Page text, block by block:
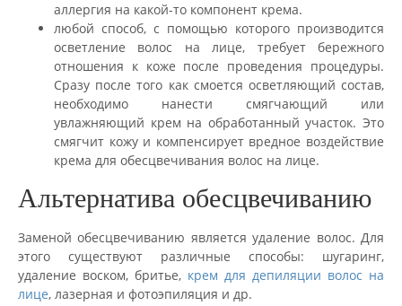
аллергия на какой-то компонент крема.
любой способ, с помощью которого производится
осветление волос на лице, требует бережного
отношения к коже после проведения процедуры.
Сразу после того как смоется осветляющий состав,
необходимо нанести смягчающий или
увлажняющий крем на обработанный участок. Это
смягчит кожу и компенсирует вредное воздействие
крема для обесцвечивания волос на лице.
Альтернатива обесцвечиванию
Заменой обесцвечиванию является удаление волос. Для
этого существуют различные способы: шугаринг,
удаление воском, бритье, крем для депиляции волос на
лице, лазерная и фотоэпиляция и др.